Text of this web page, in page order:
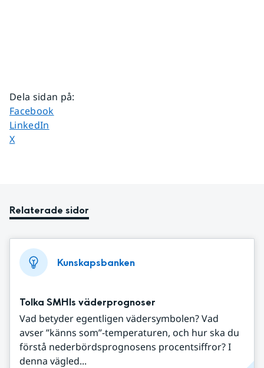
Dela sidan på:
Dela sidan på
Facebook
Dela sidan på
LinkedIn
Dela sidan på
X
Relaterade sidor
Kunskapsbanken
Tolka SMHIs väderprognoser
Vad betyder egentligen vädersymbolen? Vad
avser ”känns som”-temperaturen, och hur ska du
förstå nederbördsprognosens procentsiffror? I
denna vägled...